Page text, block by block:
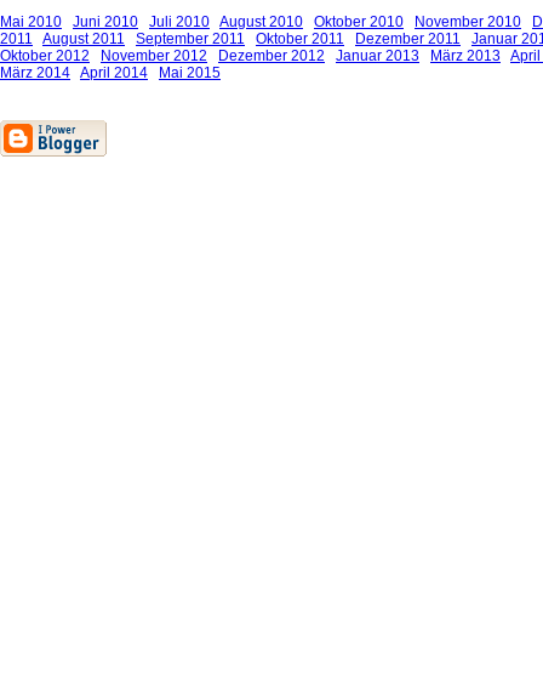
Mai 2010 Juni 2010 Juli 2010 August 2010 Oktober 2010 November 2010
2011
August 2011 September 2011 Oktober 2011 Dezember 2011
Januar
Oktober 2012
November 2012 Dezember 2012 Januar 2013 März 2013
März 2014 April 2014 Mai 2015